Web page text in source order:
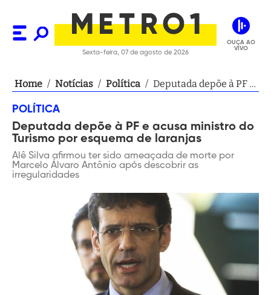
Sexta-feira, 07 de agosto de 2026
OUÇA AO
VIVO
Home / Notícias / Política / Deputada depõe à PF e
de laranjas
POLÍTICA
Deputada depõe à PF e acusa ministro do
Turismo por esquema de laranjas
Alê Silva afirmou ter sido ameaçada de morte por
Marcelo Álvaro Antônio após descobrir as
irregularidades